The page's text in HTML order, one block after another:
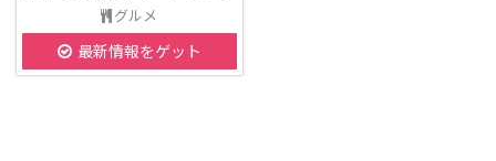
グルメ
最新情報をゲット